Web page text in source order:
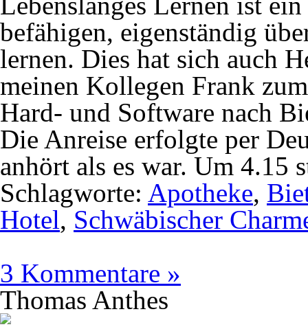
befähigen, eigenständig
lernen. Dies hat sich auch
meinen Kollegen Frank
Hard- und Software nach
Die Anreise erfolgte per
anhört als es war. Um
Schlagworte: Apotheke,
Hotel, Schwäbischer
3 Kommentare »
Thomas Anthes